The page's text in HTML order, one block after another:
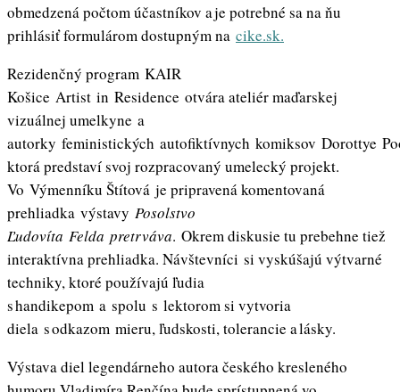
obmedzená počtom účastníkov a je potrebné sa na ňu
prihlásiť formulárom dostupným na cike.sk.
Rezidenčný program KAIR
Košice Artist in Residence otvára ateliér maďarskej
vizuálnej umelkyne a
autorky feministických autofiktívnych komiksov Dorottye
ktorá predstaví svoj rozpracovaný umelecký projekt.
Vo Výmenníku Štítová je pripravená komentovaná
prehliadka výstavy Posolstvo
Ľudovíta Felda pretrváva. Okrem diskusie tu prebehne tiež
interaktívna prehliadka. Návštevníci si vyskúšajú výtvarné
techniky, ktoré používajú ľudia
s handikepom a spolu s lektorom si vytvoria
diela s odkazom mieru, ľudskosti, tolerancie a lásky.
Výstava diel legendárneho autora českého kresleného